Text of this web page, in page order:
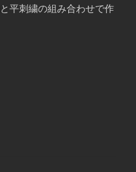
平刺繍の組み合わせで作